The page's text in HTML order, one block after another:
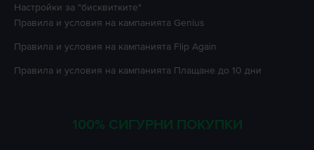
Настройки за "бисквитките"
Правила и условия на кампанията Genius
Правила и условия на кампанията Flip Again
Правила и условия на кампанията Плащане до 10 дни
100% СИГУРНИ ПОКУПКИ